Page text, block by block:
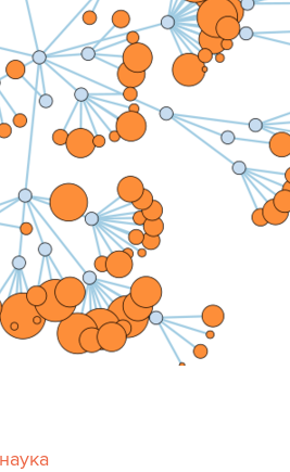
наука